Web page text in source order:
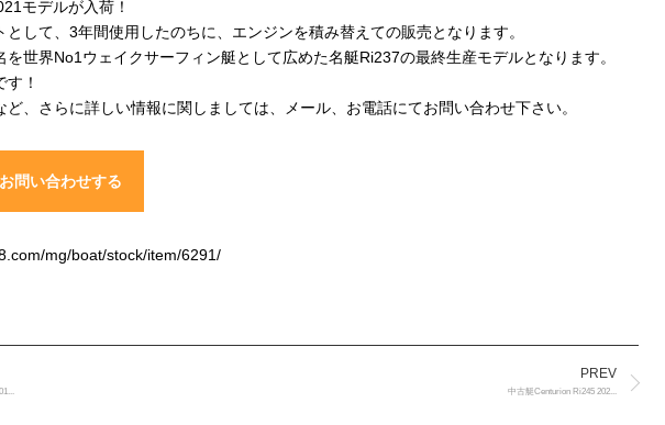
モデルが入荷！
として、3年間使用したのちに、エンジンを積み替えての販売となります。
を世界No1ウェイクサーフィン艇として広めた名艇Ri237の最終生産モデルとなります。
！
ど、さらに詳しい情報に関しましては、メール、お電話にてお問い合わせ下さい。
問い合わせする
mg/boat/stock/item/6291/
PREV
中古艇Centurion Ri245 202...